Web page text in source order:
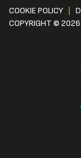
COOKIE POLICY
COPYRIGHT © 2026